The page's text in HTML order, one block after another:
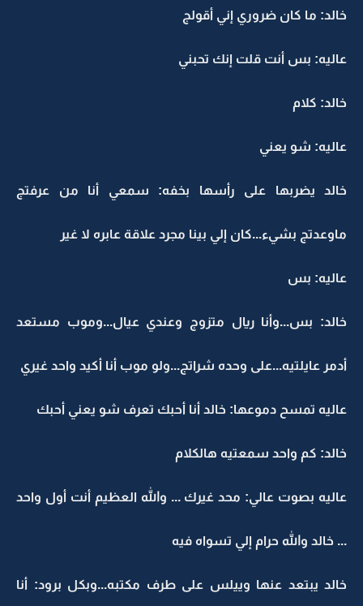
خالد: ما كان ضروري إني أقولج
عاليه: بس أنت قلت إنك تحبني
خالد: كلام
عاليه: شو يعني
خالد يضربها على رأسها بخفه: سمعي أنا من عرفتج
ماوعدتج بشيء...كان إلي بينا مجرد علاقة عابره لا غير
عاليه: بس
خالد: بس...وأنا ريال متزوج وعندي عيال...وموب مستعد
أدمر عايلتيه...على وحده شراتج...ولو موب أنا أكيد واحد غيري
عاليه تمسح دموعها: خالد أنا أحبك تعرف شو يعني أحبك
خالد: كم واحد سمعتيه هالكلام
عاليه بصوت عالي: محد غيرك ... والله العظيم أنت أول واحد
... خالد والله حرام إلي تسواه فيه
خالد يبتعد عنها وييلس على طرف مكتبه...وبكل برود: أنا